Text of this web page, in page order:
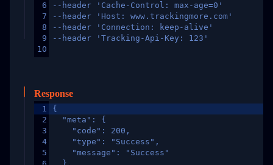
6
7
8
9
10
--header 'Cache-Control: max-age=0'
--header 'Host: www.trackingmore.com'
--header 'Connection: keep-alive'
--header 'Tracking-Api-Key: 123'
Response
1
2
3
4
5
{
  "meta": {
    "code": 200,
    "type": "Success",
    "message": "Success"